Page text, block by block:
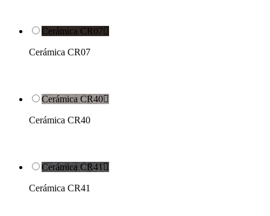
Cerámica CR07
Cerámica CR07
Cerámica CR40
Cerámica CR40
Cerámica CR41
Cerámica CR41